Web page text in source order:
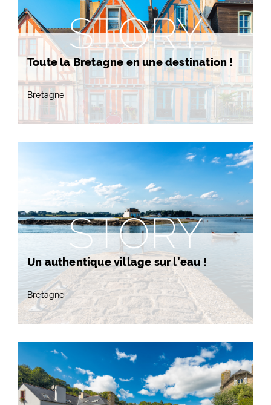
STORY
Toute la Bretagne en une destination !
Bretagne
STORY
Un authentique village sur l’eau !
Bretagne